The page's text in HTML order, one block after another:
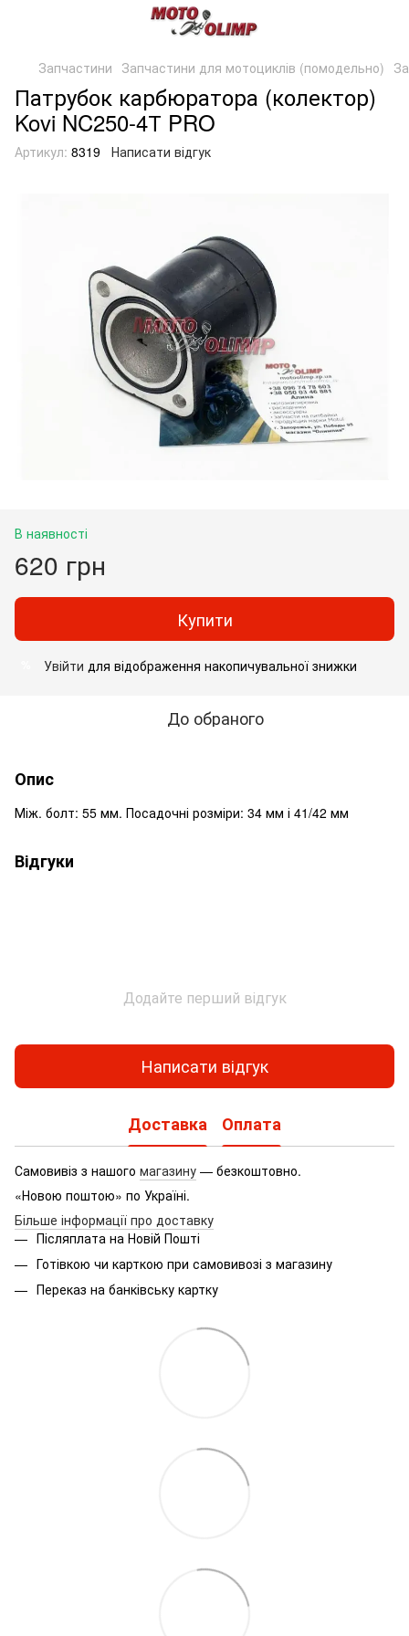
Запчастини Запчастини для мотоциклів (помодельно)
Патрубок карбюратора (колектор)
Kovi NC250-4Т PRO
Артикул: 8319 Написати відгук
В наявності
620 грн
Купити
Увійти для відображення накопичувальної знижки
До обраного
Опис
Між. болт: 55 мм. Посадочні розміри: 34 мм і 41/42 мм
Відгуки
Додайте перший відгук
Написати відгук
Доставка Оплата
Самовивіз з нашого магазину — безкоштовно.
«Новою поштою» по Україні.
Більше інформації про доставку
Післяплата на Новій Пошті
Готівкою чи карткою при самовивозі з магазину
Переказ на банківську картку